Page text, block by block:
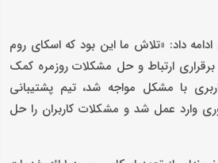
داد: «تلاش ما این بود که اسکای روم
ارتباط و حل مشکلات روزمره کمک
با مشکل مواجه شد، تیم پشتیبانی
وارد عمل شد و مشکلات کاربران را حل